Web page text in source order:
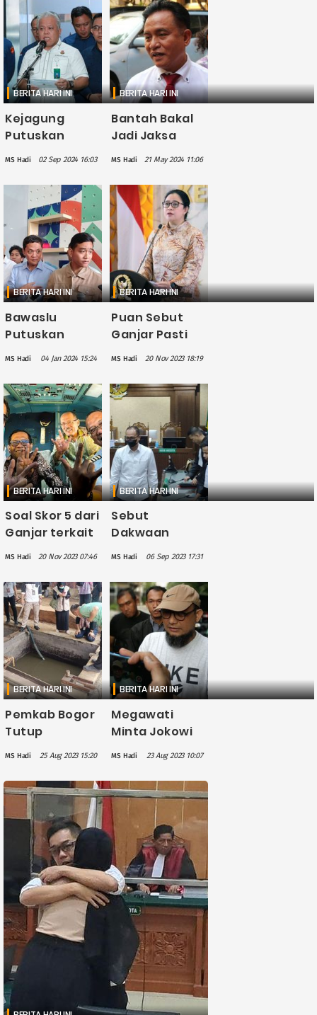
Dugaan
Wanprestasi
Putranya
dalam Kasus
Pajak dan
Senjata Ilegal
BERITA HARI INI
Kejagung
Putuskan
Tunda Proses
Hukum Cakada
2024: Bukan
Melindungi
Kejahatan
MS Hadi 02 Sep 2024 16:03
BERITA HARI INI
Bantah Bakal
Jadi Jaksa
Agung, Ini
Alasan Yusril
Mundur dari
Ketum PBB
MS Hadi 21 May 2024 11:06
BERITA HARI INI
Bawaslu
Putuskan
Gibran
Hukum terkait
Bagi-bagi Susu
Gratis di CFD
MS Hadi 04 Jan 2024 15:24
BERITA HARI INI
Puan Sebut
Ganjar Pasti
Punya Data
Penegakan
Hukum Era
Jokowi
MS Hadi 20 Nov 2023 18:19
BERITA HARI INI
Soal Skor 5 dari
Ganjar terkait
Penegakan
Jokowi,
Mahfud: Itu
Sesudah
Putusan MK
MS Hadi 20 Nov 2023 07:46
BERITA HARI INI
Sebut
Dakwaan
Jaksa
Kedaluwarsa,
Rafael Alun
Trisambodo
Minta Bebas
MS Hadi 06 Sep 2023 17:31
BERITA HARI INI
Pemkab Bogor
Tutup
Perusahaan di
Gunung Putri
yang Terbukti
Cemari Sungai
Cileungsi
MS Hadi 25 Aug 2023 15:20
BERITA HARI INI
Megawati
Minta Jokowi
Bubarkan KPK,
Baswedan:
Sindiran
karena Bekerja
Tak Efektif
MS Hadi 23 Aug 2023 10:07